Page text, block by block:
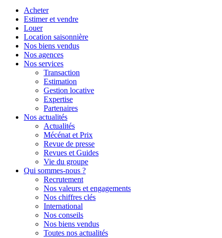
Acheter
Estimer et vendre
Louer
Location saisonnière
Nos biens vendus
Nos agences
Nos services
Transaction
Estimation
Gestion locative
Expertise
Partenaires
Nos actualités
Actualités
Mécénat et Prix
Revue de presse
Revues et Guides
Vie du groupe
Qui sommes-nous ?
Recrutement
Nos valeurs et engagements
Nos chiffres clés
International
Nos conseils
Nos biens vendus
Toutes nos actualités